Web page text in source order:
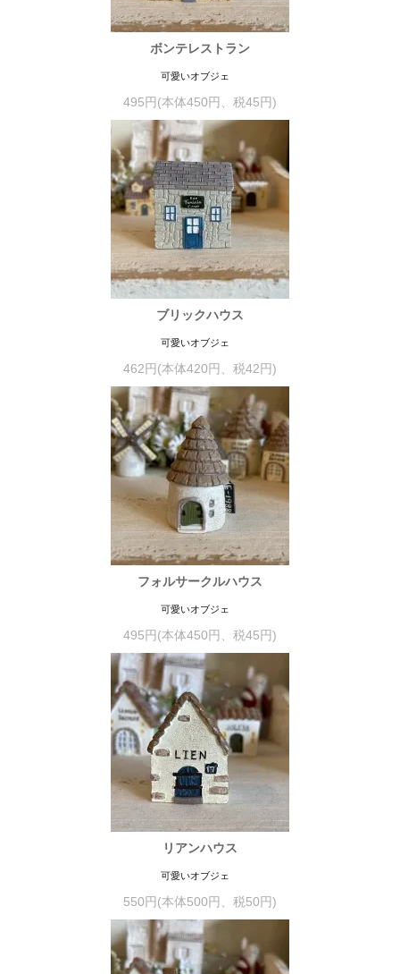
ボンテレストラン
可愛いオブジェ
495円(本体450円、税45円)
ブリックハウス
可愛いオブジェ
462円(本体420円、税42円)
フォルサークルハウス
可愛いオブジェ
495円(本体450円、税45円)
リアンハウス
可愛いオブジェ
550円(本体500円、税50円)